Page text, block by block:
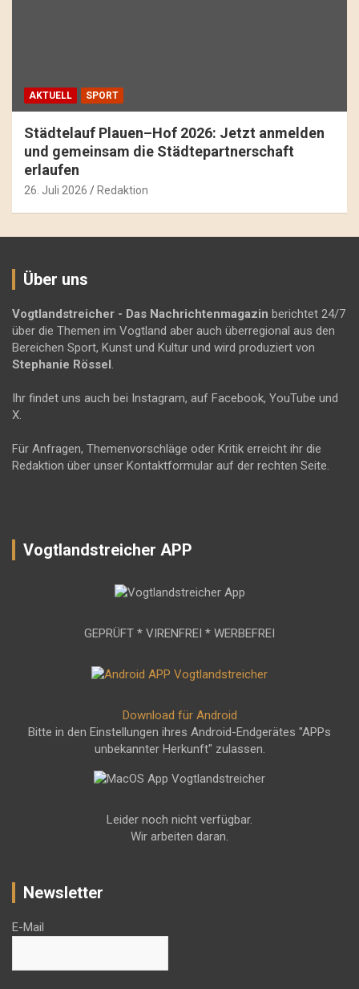
AKTUELL SPORT
Städtelauf Plauen–Hof 2026: Jetzt anmelden
und gemeinsam die Städtepartnerschaft
erlaufen
26. Juli 2026 Redaktion
Über uns
Vogtlandstreicher - Das Nachrichtenmagazin berichtet 24/7
über die Themen im Vogtland aber auch überregional aus den
Bereichen Sport, Kunst und Kultur und wird produziert von
Stephanie Rössel.
Ihr findet uns auch bei Instagram, auf Facebook, YouTube und
X.
Für Anfragen, Themenvorschläge oder Kritik erreicht ihr die
Redaktion über unser Kontaktformular auf der rechten Seite.
Vogtlandstreicher APP
GEPRÜFT * VIRENFREI * WERBEFREI
Download für Android
Bitte in den Einstellungen ihres Android-Endgerätes "APPs
unbekannter Herkunft" zulassen.
Leider noch nicht verfügbar.
Wir arbeiten daran.
Newsletter
E-Mail